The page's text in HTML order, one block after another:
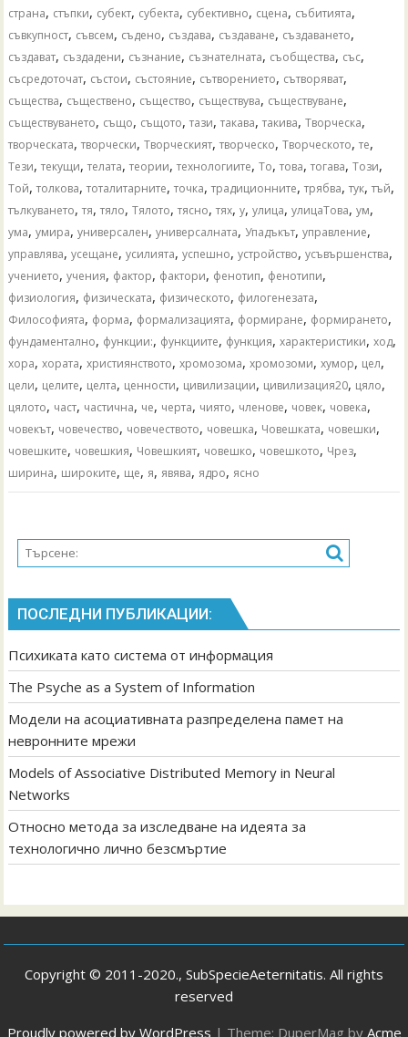
страна, стъпки, субект, субекта, субективно, сцена, събитията,
съвкупност, съвсем, съдено, създава, създаване, създаването,
създават, създадени, съзнание, съзнателната, съобщества, със,
съсредоточат, състои, състояние, сътворението, сътворяват,
същества, съществено, същество, съществува, съществуване,
съществуването, също, същото,тази,такава,такива,Творческа,
творческата,творчески,Творческият,творческо,Творческото,те,
Тези,текущи,телата,теории,технологиите,То,това,тогава,Този,
Той,толкова,тоталитарните,точка,традиционните,трябва,тук,тъй,
тълкуването,тя,тяло,Тялото,тясно,тях,у,улица,улицаТова,ум,
ума,умира,универсален,универсалната,Упадъкът,управление,
управлява,усещане,усилията,успешно,устройство,усъвършенства,
учението,учения, фактор, фактори, фенотип, фенотипи,
физиология, физическата, физическото, филогенезата,
Философията, форма, формализацията, формиране, формирането,
фундаментално, функции:, функциите, функция,характеристики,ход,
хора,хората,християнството,хромозома,хромозоми,хумор, цел,
цели, целите, целта, ценности, цивилизации, цивилизация20, цяло,
цялото, част, частична, че, черта, чиято, членове, човек, човека,
човекът, човечество, човечеството, човешка, Човешката, човешки,
човешките, човешкия, Човешкият, човешко, човешкото, Чрез,
ширина, широките, ще, я, явява, ядро, ясно
ПОСЛЕДНИ ПУБЛИКАЦИИ:
Психиката като система от информация
The Psyche as a System of Information
Модели на асоциативната разпределена памет на
невронните мрежи
Models of Associative Distributed Memory in Neural
Networks
Относно метода за изследване на идеята за
технологично лично безсмъртие
Copyright © 2011-2020., SubSpecieAeternitatis. All rights
reserved
Proudly powered by WordPress | Theme: DuperMag by Acme